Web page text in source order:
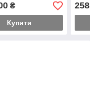
₴
Купити